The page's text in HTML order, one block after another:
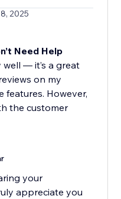
2025
Need Help
— it’s a great
on my
features. However,
the customer
your
appreciate you